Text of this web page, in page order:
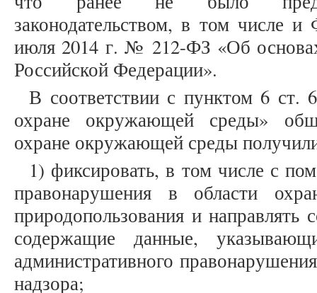
законодательством, в том числе
июля 2014 г. № 212-ФЗ «Об
Российской Федерации».
В соответствии с пунктом 6 ст.
охране окружающей среды»
охране окружающей среды
1) фиксировать, в том числе с
правонарушения в области
природопользования и направлять
содержащие данные,
административного
надзора;